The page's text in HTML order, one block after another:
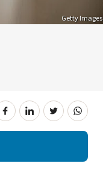
Getty Images